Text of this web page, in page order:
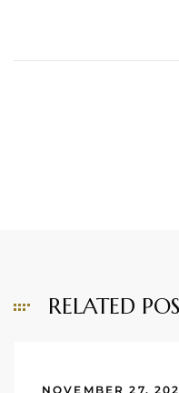
RELATED
NOVEMBER 27,